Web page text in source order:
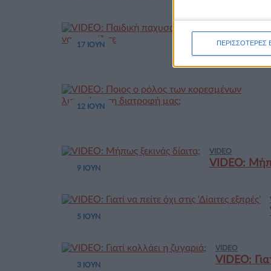
ΠΕΡΙΣΣΟΤΕΡΕΣ
17 ΙΟΥΝ
12 ΙΟΥΝ
VIDEO
VIDEO:
9 ΙΟΥΝ
5 ΙΟΥΝ
VIDEO
VIDEO:
3 ΙΟΥΝ